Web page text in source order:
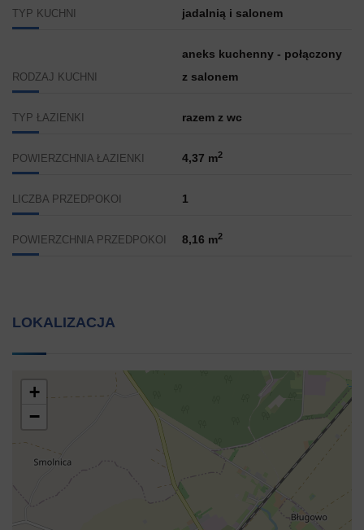
TYP KUCHNI
jadalnią i salonem
RODZAJ KUCHNI
aneks kuchenny - połączony
z salonem
TYP ŁAZIENKI razem z wc
POWIERZCHNIA ŁAZIENKI 4,37 m2
LICZBA PRZEDPOKOI 1
POWIERZCHNIA PRZEDPOKOI 8,16 m2
LOKALIZACJA
+
−